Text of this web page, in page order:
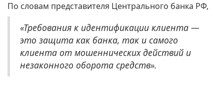
По словам представителя Центрального банка РФ,
«Требования к идентификации клиента —
это защита как банка, так и самого
клиента от мошеннических действий и
незаконного оборота средств».